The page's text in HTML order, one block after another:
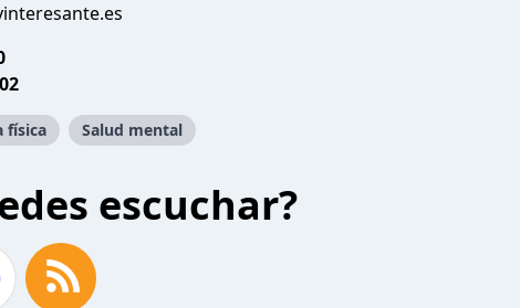
física Salud mental
escuchar?